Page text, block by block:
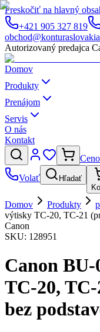
Preskočiť na hlavný
+421 905 327 819
Autorizovaný predajca
Domov
Produkty
Prenájom
Servis
O nás
Kontakt
Volať
Hľadať
Domov Produkty
výtisky TC-20, TC-21
Canon
SKU: 128951
Canon
TC-20,
bez